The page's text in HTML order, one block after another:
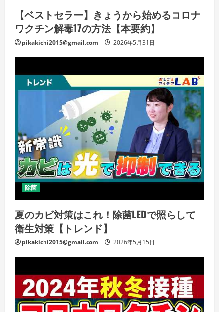
【ベストセラー】きょうから始めるコロナ
ワクチン解毒17の方法【本要約】
pikakichi2015@gmail.com 2026年5月31日
除菌
夏のカビ対策はこれ！除菌LEDで照らして
衛生対策【トレンド】
pikakichi2015@gmail.com 2026年5月15日